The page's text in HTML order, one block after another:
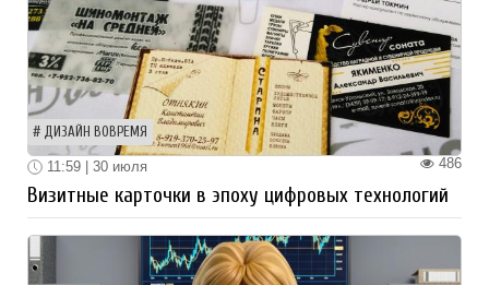
ДИЗАЙН ВОВРЕМЯ
486
11:59 | 30 июля
Визитные карточки в эпоху цифровых технологий